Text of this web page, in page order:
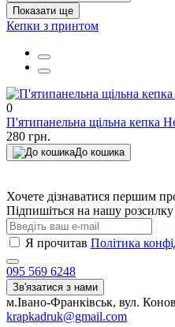
Показати ще
Кепки з принтом
0
П'ятипанельна щільна кепка
280 грн.
До кошика
Хочете дізнаватися першим
Підпишіться на нашу
Я прочитав Політика
095 569 6248
Зв'язатися з нами
м.Івано-Франківськ, вул.
krapkadruk@gmail.com